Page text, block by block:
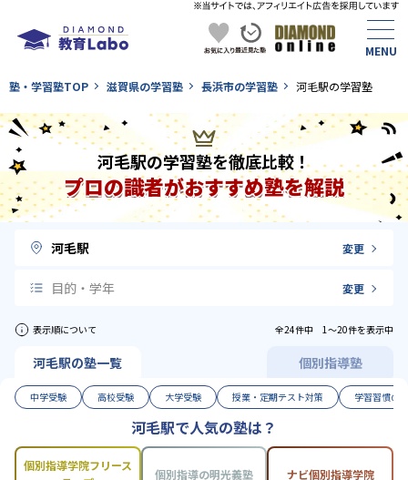
塾・学習塾TOP 滋賀県の学習塾 長浜市の学習塾 河毛駅の学習塾
河毛駅の学習塾を徹底比較！
プロの識者がおすすめ塾を解説
河毛駅 変更
目的・学年 変更
表示順について 全24件中 1〜20件を表示中
河毛駅の塾一覧 個別指導塾
中学受験 高校受験 大学受験 授業・定期テスト対策 学習習慣の
河毛駅で人気の塾は？
個別指導学院フリース
個別指導の明光義塾 ナビ個別指導学院